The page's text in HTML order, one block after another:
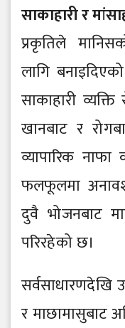
साकाहारी र
प्रकृतिले
लागि
साकाहारी
खानबाट र रो
व्यापारिक
फलफूलमा
दुवै भो जनबाट
परिरहे को छ।
सर्वसाधारणदे
र माछामासुबाट